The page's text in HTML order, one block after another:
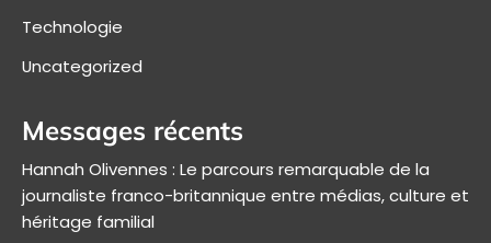
Technologie
Uncategorized
Messages récents
Hannah Olivennes : Le parcours remarquable de la
journaliste franco-britannique entre médias, culture et
héritage familial